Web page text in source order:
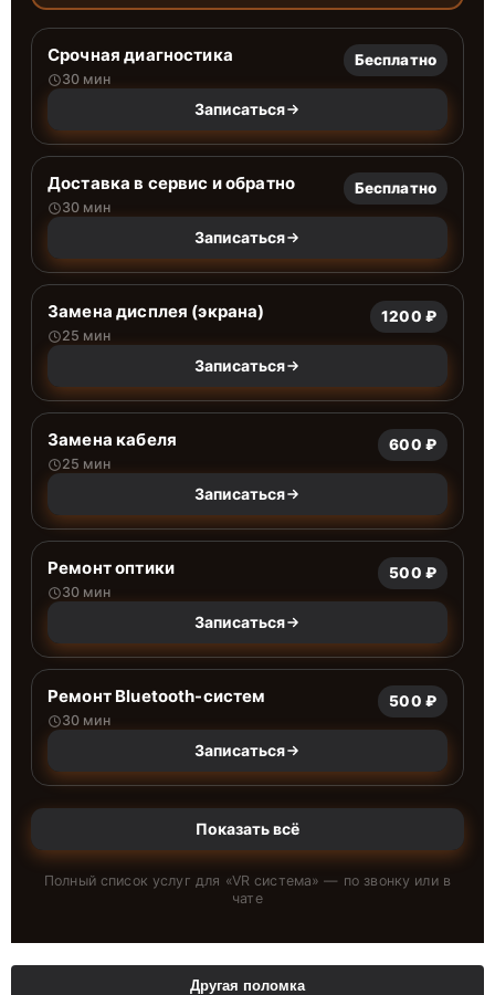
Срочная диагностика
30 мин
Бесплатно
Записаться
Доставка в сервис и обратно
30 мин
Бесплатно
Записаться
Замена дисплея (экрана)
25 мин
1200 ₽
Записаться
Замена кабеля
25 мин
600 ₽
Записаться
Ремонт оптики
30 мин
500 ₽
Записаться
Ремонт Bluetooth-систем
30 мин
500 ₽
Записаться
Показать всё
Полный список услуг для «VR система» — по звонку или в
чате
Другая поломка